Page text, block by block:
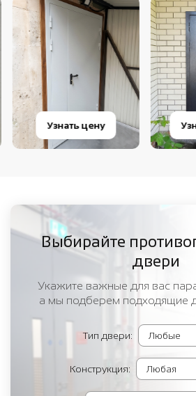
Узнать цену
Выбирайте
двери
Укажите важные для вас
а мы подберем подходящие
Тип двери:
Конструкция: